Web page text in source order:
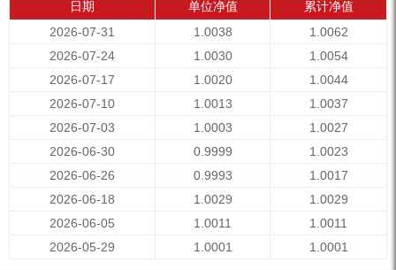
日期 单位净值
累计净值
2026-07-31
1.0038
1.0062
2026-07-24
1.0030
1.0054
2026-07-17
1.0020
1.0044
2026-07-10
1.0013
1.0037
2026-07-03
1.0003
1.0027
2026-06-30
0.9999
1.0023
2026-06-26
0.9993
1.0017
2026-06-18
1.0029
1.0029
2026-06-05
1.0011
1.0011
2026-05-29
1.0001 1.0001